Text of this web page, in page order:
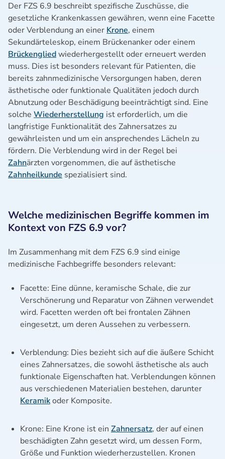
Der FZS 6.9 beschreibt spezifische Zuschüsse, die
gesetzliche Krankenkassen gewähren, wenn eine Facette
oder Verblendung an einer Krone, einem
Sekundärteleskop, einem Brückenanker oder einem
Brückengliedwiederhergestellt oder erneuert werden
muss. Dies ist besonders relevant für Patienten, die
bereits zahnmedizinische Versorgungen haben, deren
ästhetische oder funktionale Qualitäten jedoch durch
Abnutzung oder Beschädigung beeinträchtigt sind. Eine
solche Wiederherstellung ist erforderlich, um die
langfristige Funktionalität des Zahnersatzes zu
gewährleisten und um ein ansprechendes Lächeln zu
fördern. Die Verblendung wird in der Regel bei
Zahnärzten vorgenommen, die auf ästhetische
Zahnheilkunde spezialisiert sind.
Welche medizinischen Begriffe kommen im
Kontext von FZS 6.9 vor?
Im Zusammenhang mit dem FZS 6.9 sind einige
medizinische Fachbegriffe besonders relevant:
Facette: Eine dünne, keramische Schale, die zur
Verschönerung und Reparatur von Zähnen verwendet
wird. Facetten werden oft bei frontalen Zähnen
eingesetzt, um deren Aussehen zu verbessern.
Verblendung: Dies bezieht sich auf die äußere Schicht
eines Zahnersatzes, die sowohl ästhetische als auch
funktionale Eigenschaften hat. Verblendungen können
aus verschiedenen Materialien bestehen, darunter
Keramikoder Komposite.
Krone: Eine Krone ist ein Zahnersatz, der auf einen
beschädigten Zahn gesetzt wird, um dessen Form,
Größe und Funktion wiederherzustellen. Kronen